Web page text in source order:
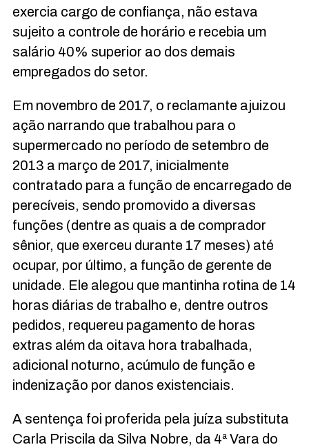
exercia cargo de confiança, não estava
sujeito a controle de horário e recebia um
salário 40% superior ao dos demais
empregados do setor.
Em novembro de 2017, o reclamante ajuizou
ação narrando que trabalhou para o
supermercado no período de setembro de
2013 a março de 2017, inicialmente
contratado para a função de encarregado de
perecíveis, sendo promovido a diversas
funções (dentre as quais a de comprador
sênior, que exerceu durante 17 meses) até
ocupar, por último, a função de gerente de
unidade. Ele alegou que mantinha rotina de 14
horas diárias de trabalho e, dentre outros
pedidos, requereu pagamento de horas
extras além da oitava hora trabalhada,
adicional noturno, acúmulo de função e
indenização por danos existenciais.
A sentença foi proferida pela juíza substituta
Carla Priscila da Silva Nobre, da 4ª Vara do